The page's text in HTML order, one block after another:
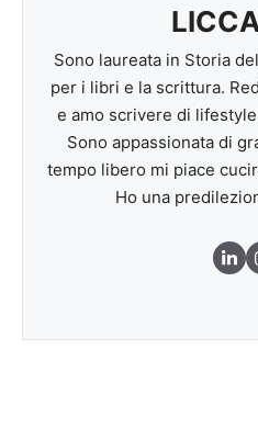
Sono laureata in Storia
per i libri e la scrittura.
e amo scrivere di
Sono appassionata di
tempo libero mi piace
Ho una